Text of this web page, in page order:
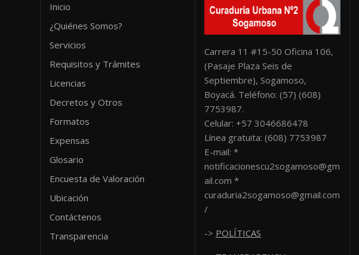
Inicio
¿Quiénes Somos?
Servicios
Requisitos y Trámites
Licencias
Decretos y Otros
Formatos
Expensas
Glosario
Encuesta de Valoración
Ubicación
Contáctenos
Transparencia
Carrera 11 #15-50 Oficina 106,
(Pasaje Plaza Seis de
Septiembre), Sogamoso,
Boyacá. Teléfono: (57) (608)
7753987.
Celular: +57 3046686478
Línea gratuita: (608) 7753987
E-mail: *
notificacionescu2sogamoso@gm
ail.com *
curaduria2sogamoso@gmail.com
/
-> POLÍTICAS